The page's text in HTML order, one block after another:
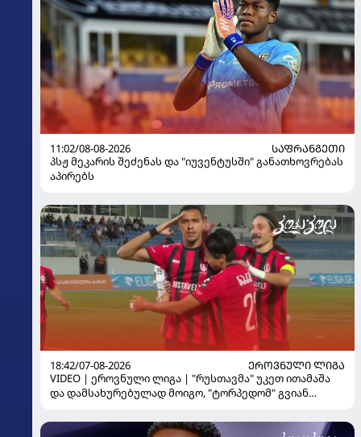
11:02/08-08-2026
ᲡᲐᲤᲠᲐᲜᲒᲔᲗᲘ
პსჟ მეკარის შეძენას და "იუვენტუსში" განათხოვრებას
აპირებს
18:42/07-08-2026
ᲔᲠᲝᲕᲜᲣᲚᲘ ᲚᲘᲒᲐ
VIDEO | ეროვნული ლიგა | "რუსთავმა" უკეთ ითამაშა
და დამსახურებულად მოიგო, "ტორპედომ" გვიან